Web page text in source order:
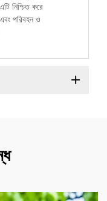
নিশ্চিত করে
পরিবহন ও